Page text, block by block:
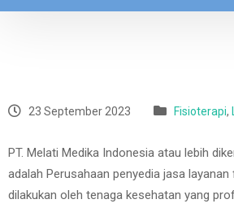
23 September 2023 Fisioterapi,
PT. Melati Medika Indonesia atau lebih
adalah Perusahaan penyedia jasa
dilakukan oleh tenaga kesehatan yang